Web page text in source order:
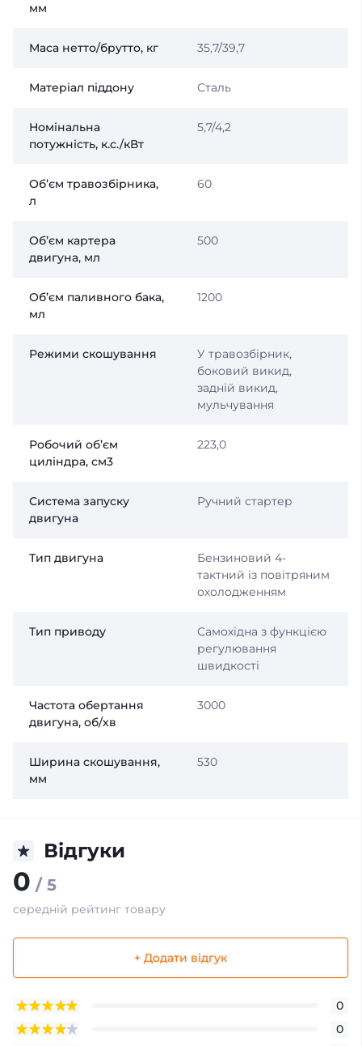
мм
Маса нетто/брутто, кг 35,7/39,7
Матеріал піддону Сталь
Номінальна
потужність, к.с./кВт
5,7/4,2
Обʼєм травозбірника,
л
60
Об’єм картера
двигуна, мл
500
Об’єм паливного бака,
мл
1200
Режими скошування
У травозбірник,
боковий викид,
задній викид,
мульчування
Робочий об’єм
циліндра, см3
223,0
Система запуску
двигуна
Ручний стартер
Тип двигуна
Бензиновий 4-
тактний із повітряним
охолодженням
Тип приводу
Самохідна з функцією
регулювання
швидкості
Частота обертання
двигуна, об/хв
3000
Ширина скошування,
мм
530
Відгуки
0 / 5
середній рейтинг товару
+ Додати відгук
0
0